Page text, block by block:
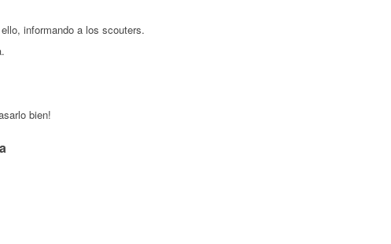
informando a los scouters.
bien!